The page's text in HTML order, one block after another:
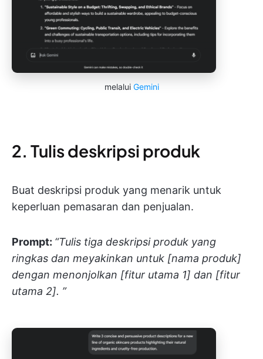
melalui Gemini
2. Tulis deskripsi produk
Buat deskripsi produk yang menarik untuk
keperluan pemasaran dan penjualan.
Prompt: “Tulis tiga deskripsi produk yang
ringkas dan meyakinkan untuk [nama produk]
dengan menonjolkan [fitur utama 1] dan [fitur
utama 2]. ”